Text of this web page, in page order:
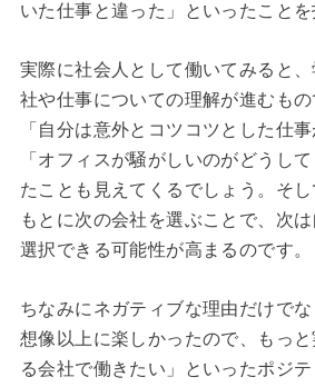
いた仕事と違った」といったことを
実際に社会人として働いてみると
社や仕事についての理解が進むも
「自分は意外とコツコツとした仕
「オフィスが騒がしいのがどうし
たことも見えてくるでしょう。そ
もとに次の会社を選ぶことで、次
選択できる可能性が高まるのです。
ちなみにネガティブな理由だけで
想像以上に楽しかったので、もっ
る会社で働きたい」といったポジ